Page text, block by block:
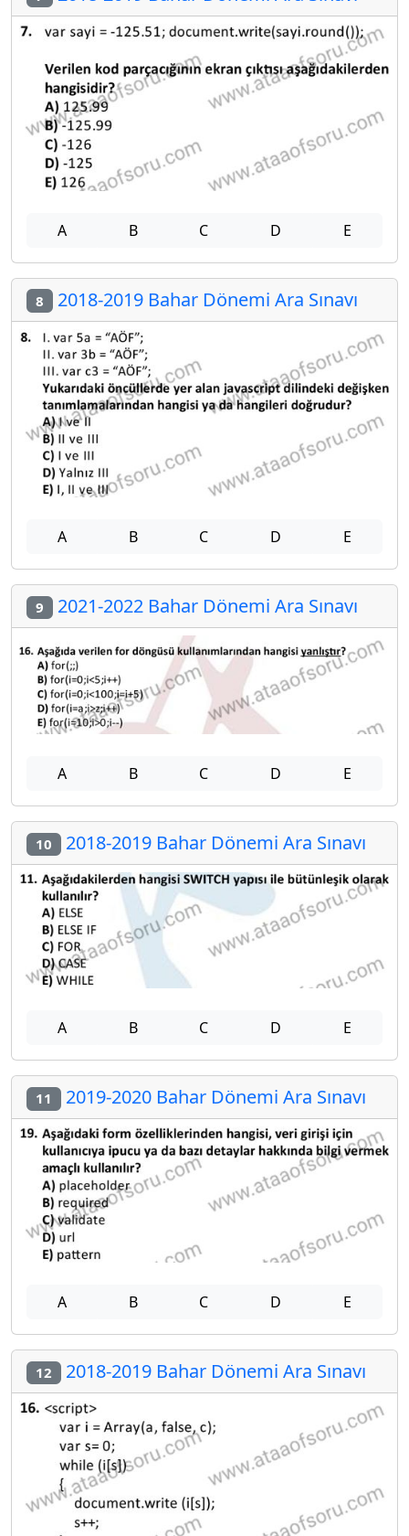
A B C D E
8 2018-2019 Bahar Dönemi Ara Sınavı
A B C D E
9 2021-2022 Bahar Dönemi Ara Sınavı
A B C D E
10 2018-2019 Bahar Dönemi Ara Sınavı
A B C D E
11 2019-2020 Bahar Dönemi Ara Sınavı
A B C D E
12 2018-2019 Bahar Dönemi Ara Sınavı